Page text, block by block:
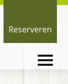
Reserveren